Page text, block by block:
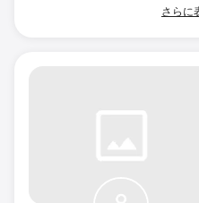
さらに